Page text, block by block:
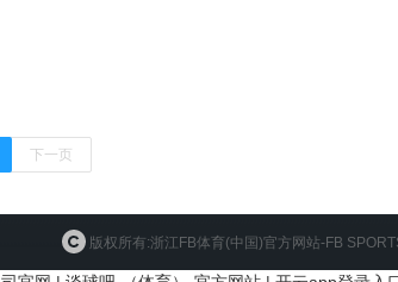
下一页
版权所有:浙江FB体育(中国)官方网站-FB